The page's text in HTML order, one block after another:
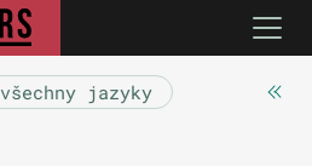
všechny jazyky